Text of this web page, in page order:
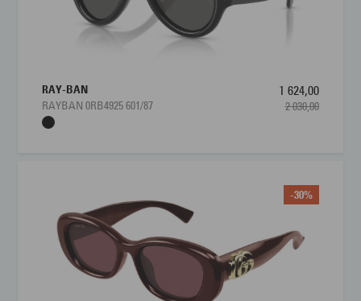
RAY-BAN
RAYBAN 0RB4925 601/87
1 624,00
2 030,00
-30%